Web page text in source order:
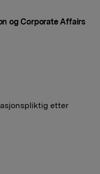
og Corporate Affairs
etter